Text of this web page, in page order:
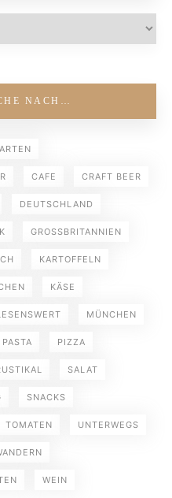
NACH…
CAFE CRAFT BEER
DEUTSCHLAND
GROSSBRITANNIEN
KARTOFFELN
KÄSE
MÜNCHEN
PASTA PIZZA
SALAT
SNACKS
TOMATEN UNTERWEGS
WEIN